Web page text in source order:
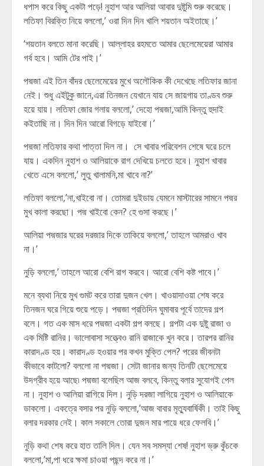
ধপাস করে কিছু একটা পড়ে! নুহাশ আর আলিয়া আবার দুষ্টুমি শুরু করেছে।
লতিফা বিরক্তি নিয়ে বললো,’ ওরা দিন দিন খালি শয়তান অইতাছে।’
‘শয়তান বলতে মানা করেছি। আল্লাহর রহমতে আমার ছেলেমেয়েরা আমার
গর্ব হবে। আমি টের পাই।’
পদ্মজা এই তিন বাঁদর ছেলেমেয়ের মুখে অলৌকিক কী দেখেছে লতিফার জানা
নেই। শুধু এইটুকু জানে,এরা তিনজন যেখানে যায় সে জায়গায় তাণ্ডব শুরু
হয়ে যায়। লতিফা জোর গলায় বললো,’ দেহো পদ্মজা,আমি কিন্তু হুদাই
কইতাছি না। দিন দিন আরো বিগড়ে যাইবো।’
পদ্মজা লতিফার কথা পাত্তা দিল না। সে খাবার পরিবেশন শেষে ঘরে চলে
যায়। একদিন নুহাশ ও আলিয়াকে রাগ দেখিয়ে চলতে হবে। নুহাশ খাবার
খেতে এসে বললো,’ লুতু খালামনি,মা খাবে না?’
লতিফা বললো,’না,খাইবো না। তোমরা দুইডায় যেমনে মাস্টারের সামনে পদ্মর
মুখ কালা করছো। পদ্ম খাইবো কেন? হে গুসা করছে।’
আলিয়া পদ্মজার ঘরের দরজার দিকে তাকিয়ে বললো,’ তাহলে আমরাও খাব
না।’
নুড়ি বললো,’ তাহলে আরো বেশি রাগ করবে। আরো বেশি কষ্ট পাবে।’
মনে ব্যথা নিয়ে মুখ গুমট করে তারা দুজন খেল। খাওয়াদাওয়া শেষ করে
তিনজন ঘরে গিয়ে শুয়ে পড়ে। পদ্মজা প্রতিদিন ঘুমাবার পূর্বে তাদের গল্প
বলে। গত এক মাস ধরে পদ্মজা একটা গল্প বলছে। গল্পটা এক দুষ্টু রাজা ও
এক মিষ্টি রানির। ভালোবাসা সত্ত্বেও রানি রাজাকে খুন করে। তারপর রানির
কারাদণ্ড হয়। কারাদণ্ড হওয়ার পর কখন মুক্তি পেল? পরের জীবনটা
কীভাবে কাটলো? বললো না পদ্মজা। সেটা জানার জন্য তিনটি ছেলেমেয়ে
উদগ্রীব হয়ে আছে৷ পদ্মজা বলেছিল আজ বলবে, কিন্তু বলার সুযোগই পেল
না। নুহাশ ও আলিয়া রাগিয়ে দিল। নুড়ি দরজা লাগিয়ে নুহাশ ও আলিয়াকে
ডাকলো। একত্রে বসার পর নুড়ি বললো,’আজ বাবার মৃত্যুবার্ষিকী। তাই কিছু
বলার দরকার নেই। কাল সকালে তোরা দুজন মার পায়ে ধরে ফেলবি।’
নুড়ি কথা শেষ করে হাত তালি দিল। যেন সব সমস্যা শেষ! নুহাশ ভ্রু কুঁচকে
বললো,’মা,পা ধরে ক্ষমা চাওয়া পছন্দ করে না।’